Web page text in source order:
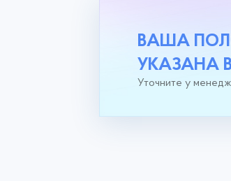
ВАША
УКАЗАНА
Уточните у